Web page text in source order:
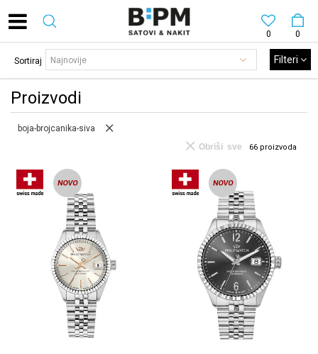
0
0
Proizvodi
Sortiraj Filteri
boja-brojcanika-siva
66 proizvoda
Obriši sve